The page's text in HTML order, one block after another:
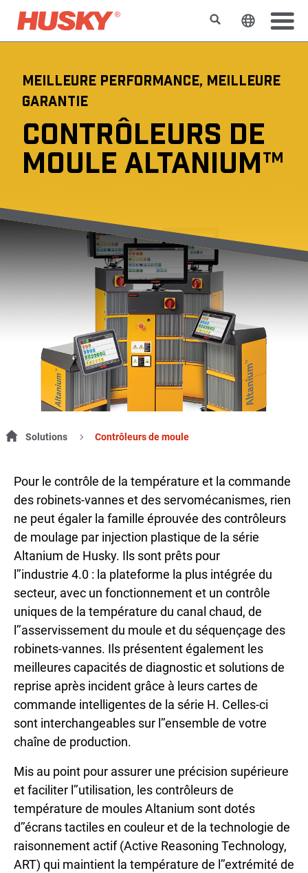
RechercherChanger
MEILLEURE PERFORMANCE, MEILLEURE
GARANTIE
CONTRÔLEURS DE
MOULE ALTANIUM™
Solutions Contrôleurs de moule
Pour le contrôle de la température et la commande
des robinets-vannes et des servomécanismes, rien
ne peut égaler la famille éprouvée des contrôleurs
de moulage par injection plastique de la série
Altanium de Husky. Ils sont prêts pour
l’’industrie 4.0 : la plateforme la plus intégrée du
secteur, avec un fonctionnement et un contrôle
uniques de la température du canal chaud, de
l’’asservissement du moule et du séquençage des
robinets-vannes. Ils présentent également les
meilleures capacités de diagnostic et solutions de
reprise après incident grâce à leurs cartes de
commande intelligentes de la série H. Celles-ci
sont interchangeables sur l’’ensemble de votre
chaîne de production.
Mis au point pour assurer une précision supérieure
et faciliter l’’utilisation, les contrôleurs de
température de moules Altanium sont dotés
d’’écrans tactiles en couleur et de la technologie de
raisonnement actif (Active Reasoning Technology,
ART) qui maintient la température de l’’extrémité de